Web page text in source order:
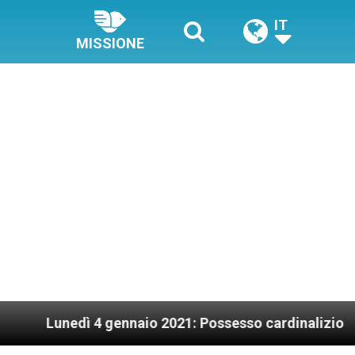
MISSIONE
IT
4 gennaio 2021: Possesso cardinalizio